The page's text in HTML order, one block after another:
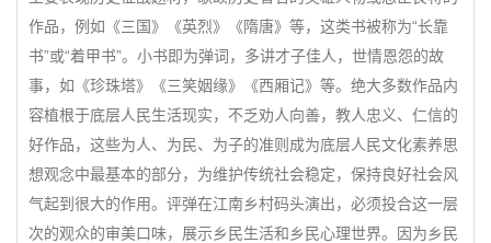
作品，例如《三国》《英烈》《隋唐》等，这类书被称为“长靠
书”或“着甲书”。小书即为弹词，多讲才子佳人，世情恩怨的故
事，如《珍珠塔》《三笑姻缘》《西厢记》等。绝大多数作品内
容植根于底层人民生活现实，不乏劝人向善，教人忠义、仁信的
好作品，这些为人、为民、为子的准则成为底层人民文化素养思
想观念中最基本的部分，为维护传统社会稳定，保持良好社会风
气起到很大的作用。评弹在江南乡村码头演出，必须投合这一层
次的观众的审美口味，展示乡民生活和乡民心理世界。因为乡民